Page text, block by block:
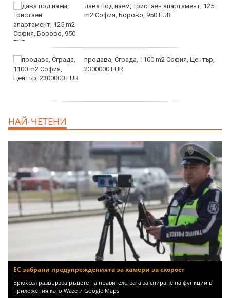
дава под наем, Тристаен апартамент, 125
m2 София, Борово, 950 EUR
продава, Сграда, 1100 m2 София, Център,
2300000 EUR
НАЙ-ЧЕТЕНИ
ЕС забрани предупрежденията за камери за скорост
Брюксел развързва ръцете на правителствата за спиране на функции в
приложения като Waze и Google Maps